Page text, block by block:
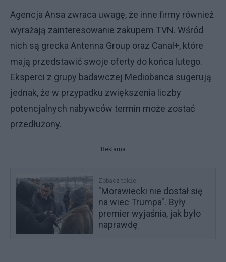
Agencja Ansa zwraca uwagę, że inne firmy również
wyrażają zainteresowanie zakupem TVN. Wśród
nich są grecka Antenna Group oraz Canal+, które
mają przedstawić swoje oferty do końca lutego.
Eksperci z grupy badawczej Mediobanca sugerują
jednak, że w przypadku zwiększenia liczby
potencjalnych nabywców termin może zostać
przedłużony.
Reklama
Zobacz także
"Morawiecki nie dostał się
na wiec Trumpa". Były
premier wyjaśnia, jak było
naprawdę